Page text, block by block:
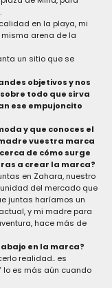
en la playa, mi
misma arena de la
un sitio que se
objetivos y nos
todo que sirva
ese empujoncito
y que conoces el
vuestra marca
de cómo surge
a crear la marca?
en Zahara, nuestro
del mercado que
juntas haríamos un
y mi madre para
hace más de
en la marca?
realidad.. es
lo es más aún cuando